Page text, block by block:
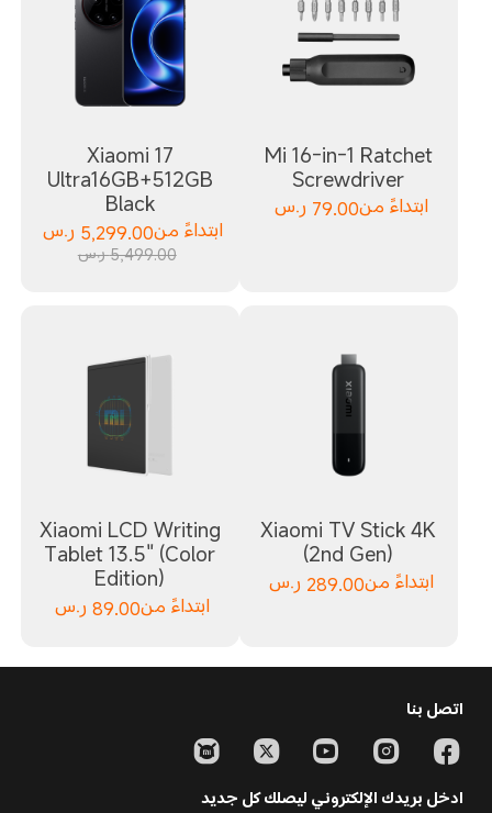
Mi 16-in-1 Ratchet
Screwdriver
ابتداءً من79.00 ر.س
Xiaomi 17
Ultra16GB+512GB
Black
ابتداءً من5,299.00 ر.س
5,499.00 ر.س
Xiaomi TV Stick 4K
(2nd Gen)
ابتداءً من289.00 ر.س
Xiaomi LCD Writing
Tablet 13.5" (Color
Edition)
ابتداءً من89.00ر.س
اتصل بنا
ادخل بريدك الإلكتروني ليصلك كل جديد